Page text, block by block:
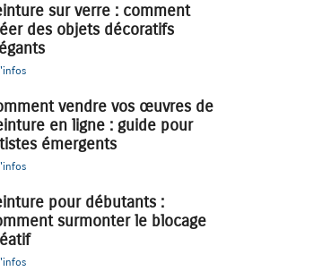
sur verre : comment
des objets décoratifs
vendre vos œuvres de
en ligne : guide pour
émergents
pour débutants :
surmonter le blocage